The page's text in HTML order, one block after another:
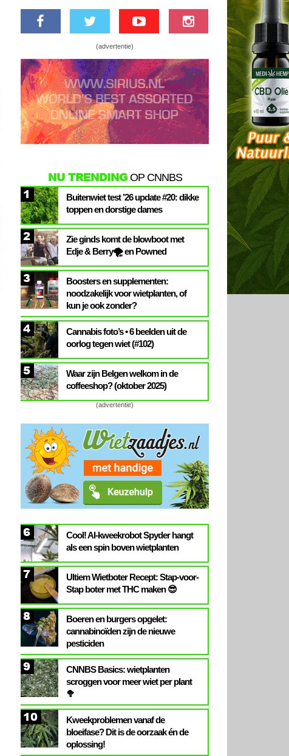
(advertentie)
NU TRENDINGOP CNNBS
1
Buitenwiet test ’26 update #20: dikke
toppen en dorstige dames
2
Zie ginds komt de blowboot met
Edje & Berry🌪️ en Powned
3
Boosters en supplementen:
noodzakelijk voor wietplanten, of
kun je ook zonder?
4
Cannabis foto’s • 6 beelden uit de
oorlog tegen wiet (#102)
5
Waar zijn Belgen welkom in de
coffeeshop? (oktober 2025)
(advertentie)
6
Cool! AI-kweekrobot Spyder hangt
als een spin boven wietplanten
7
Ultiem Wietboter Recept: Stap-voor-
Stap boter met THC maken 😎
8
Boeren en burgers opgelet:
cannabinoïden zijn de nieuwe
pesticiden
9
CNNBS Basics: wietplanten
scroggen voor meer wiet per plant
🥦
10
Kweekproblemen vanaf de
bloeifase? Dit is de oorzaak én de
oplossing!